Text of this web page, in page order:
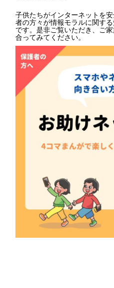
子供たちがインターネットを
者の方々が情報モラルに関す
です。是非ご覧いただき、ご
合ってみてください。